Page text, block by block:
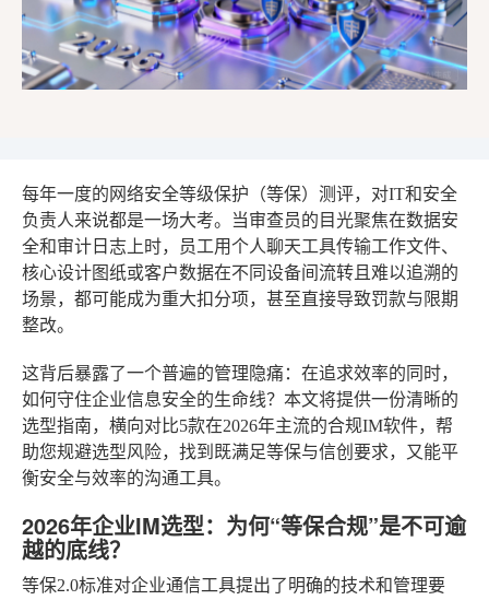
每年一度的网络安全等级保护（等保）测评，对IT和安全
负责人来说都是一场大考。当审查员的目光聚焦在数据安
全和审计日志上时，员工用个人聊天工具传输工作文件、
核心设计图纸或客户数据在不同设备间流转且难以追溯的
场景，都可能成为重大扣分项，甚至直接导致罚款与限期
整改。
这背后暴露了一个普遍的管理隐痛：在追求效率的同时，
如何守住企业信息安全的生命线？本文将提供一份清晰的
选型指南，横向对比5款在2026年主流的合规IM软件，帮
助您规避选型风险，找到既满足等保与信创要求，又能平
衡安全与效率的沟通工具。
2026年企业IM选型：为何“等保合规”是不可逾
越的底线？
等保2.0标准对企业通信工具提出了明确的技术和管理要